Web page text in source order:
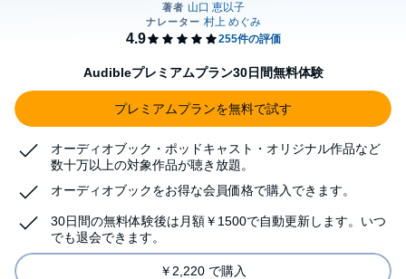
Audibleプレミアムプラン30日間無料体験
プレミアムプランを無料で試す
オーディオブック・ポッドキャスト・オリジナル作品など
数十万以上の対象作品が聴き放題。
オーディオブックをお得な会員価格で購入できます。
30日間の無料体験後は月額￥1500で自動更新します。いつ
でも退会できます。
￥2,220 で購入